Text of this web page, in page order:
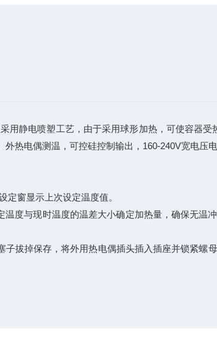
用静电喷塑工艺，由于采用球形加热，可使容器受
热电偶测温，可控硅控制输出，160-240V宽电压
定窗显示上次设定温度值。
度与现时温度的温差大小确定加热量，确保无温
拔掉保存，将外用热电偶插头插入插座并锁紧螺